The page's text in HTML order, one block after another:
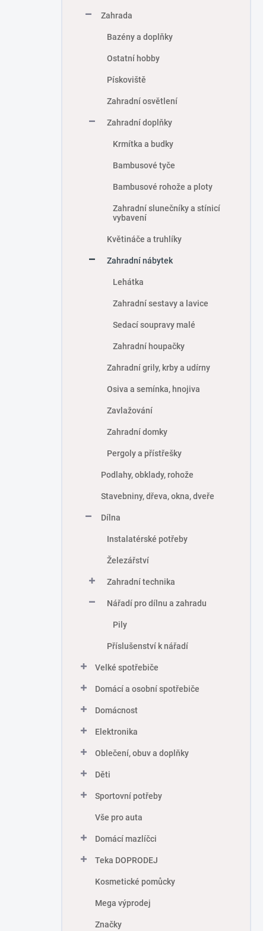
Zahrada
Bazény a doplňky
Ostatní hobby
Pískoviště
Zahradní osvětlení
Zahradní doplňky
Krmítka a budky
Bambusové tyče
Bambusové rohože a ploty
Zahradní slunečníky a stínicí
vybavení
Květináče a truhlíky
Zahradní nábytek
Lehátka
Zahradní sestavy a lavice
Sedací soupravy malé
Zahradní houpačky
Zahradní grily, krby a udírny
Osiva a semínka, hnojiva
Zavlažování
Zahradní domky
Pergoly a přístřešky
Podlahy, obklady, rohože
Stavebniny, dřeva, okna, dveře
Dílna
Instalatérské potřeby
Železářství
Zahradní technika
Nářadí pro dílnu a zahradu
Pily
Příslušenství k nářadí
Velké spotřebiče
Domácí a osobní spotřebiče
Domácnost
Elektronika
Oblečení, obuv a doplňky
Děti
Sportovní potřeby
Vše pro auta
Domácí mazlíčci
Teka DOPRODEJ
Kosmetické pomůcky
Mega výprodej
Značky